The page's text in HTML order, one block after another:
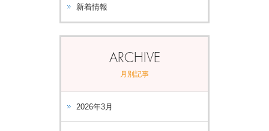
新着情報
ARCHIVE
月別記事
2026年3月